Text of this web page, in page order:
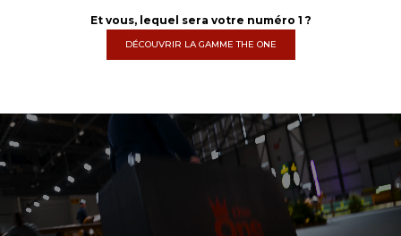
Et vous, lequel sera votre numéro 1 ?
DÉCOUVRIR LA GAMME THE ONE